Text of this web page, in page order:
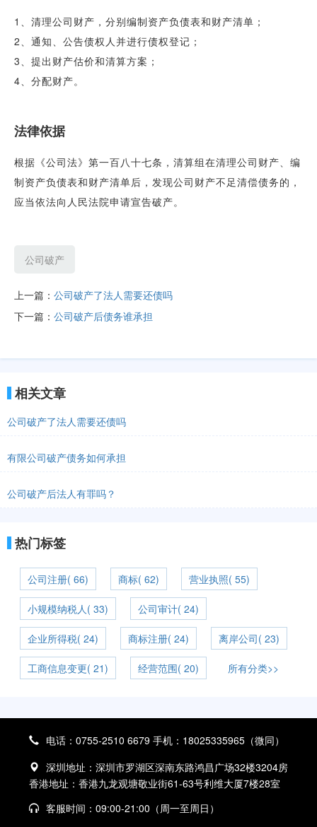
1、清理公司财产，分别编制资产负债表和财产清单；
2、通知、公告债权人并进行债权登记；
3、提出财产估价和清算方案；
4、分配财产。
法律依据
根据《公司法》第一百八十七条，清算组在清理公司财产、编
制资产负债表和财产清单后，发现公司财产不足清偿债务的，
应当依法向人民法院申请宣告破产。
公司破产
上一篇： 公司破产了法人需要还债吗
下一篇： 公司破产后债务谁承担
相关文章
公司破产了法人需要还债吗
有限公司破产债务如何承担
公司破产后法人有罪吗？
热门标签
公司注册( 66) 商标( 62) 营业执照( 55)
小规模纳税人( 33) 公司审计( 24)
企业所得税( 24) 商标注册( 24) 离岸公司( 23)
工商信息变更( 21) 经营范围( 20) 所有分类>>
电话：0755-2510 6679 手机：18025335965（微同）
深圳地址：深圳市罗湖区深南东路鸿昌广场32楼3204房
香港地址：香港九龙观塘敬业街61-63号利维大厦7楼28室
客服时间：09:00-21:00（周一至周日）